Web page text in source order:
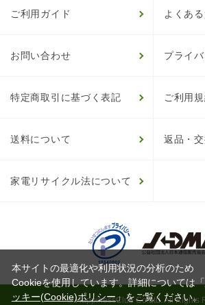
ご利用ガイド よくあ
お問い合わせ プライ
特定商取引に基づく表記 ご利用
送料について 返品・
家電リサイクル法について
© HappinessClub Co.Ltd. All Rights
本サイトの最適化や利用状況の分析のため
Cookieを使用しています。詳細については「
ッキー(Cookie)ポリシー」をご覧ください。